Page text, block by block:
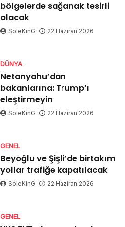
bölgelerde sağanak tesirli
olacak
SoleKinG 22 Haziran 2026
DÜNYA
Netanyahu’dan
bakanlarına: Trump’ı
eleştirmeyin
SoleKinG 22 Haziran 2026
GENEL
Beyoğlu ve Şişli’de birtakım
yollar trafiğe kapatılacak
SoleKinG 22 Haziran 2026
GENEL